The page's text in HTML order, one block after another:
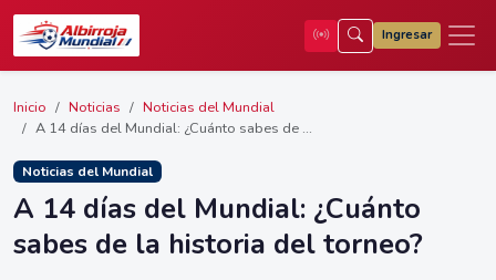
Ingresar
Inicio Noticias
Noticias del Mundial
A 14 días del Mundial: ¿Cuánto sabes de ...
Noticias del Mundial
A 14 días del Mundial: ¿Cuánto
sabes de la historia del torneo?